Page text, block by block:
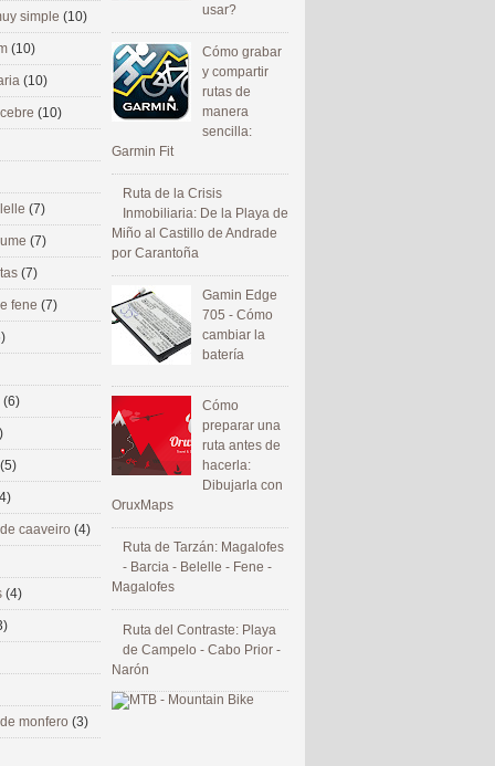
usar?
Cómo grabar
y compartir
rutas de
manera
sencilla:
Garmin Fit
Ruta de la Crisis
Inmobiliaria: De la Playa de
Miño al Castillo de Andrade
por Carantoña
Gamin Edge
705 - Cómo
cambiar la
batería
Cómo
preparar una
ruta antes de
hacerla:
Dibujarla con
OruxMaps
Ruta de Tarzán: Magalofes
- Barcia - Belelle - Fene -
Magalofes
Ruta del Contraste: Playa
de Campelo - Cabo Prior -
Narón
simple (10)
(10)
(10)
(10)
(7)
(7)
(7)
fene (7)
(6)
(5)
caaveiro (4)
(4)
monfero (3)